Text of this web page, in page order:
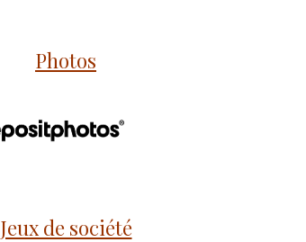
Photos
Jeux de société